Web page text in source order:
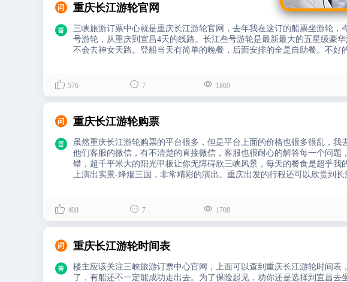
 重庆长江游轮官网

三峡旅游订票中心就是重庆长江游轮官网，去年我在这订的船票坐游轮
号游轮，从重庆到宜昌4天的线路。长江叁号游轮是最新最大的五星级豪
不会去神女天路。登船当天有简单的晚餐，后面安排的全是自助餐。不好
 576  7  1869
 重庆长江游轮购票

虽然重庆长江游轮购票的平台很多，但是平台上面的价格也很多很乱，
他们客服的微信，有不清楚的直接微信，客服也很耐心的解答每一个问
错，超千平米大的阳光甲板让你无障碍欣三峡风景，每天的餐食是超乎
上演出实景-烽烟三国，非常精彩的演出。重庆出发的行程还可以欣赏到长
 408  7  1708
 重庆长江游轮时间表

楼主应该关注三峡旅游订票中心官网，上面可以查到重庆长江游轮时间
了，有船还不一定能成功走出去。为了保险起见，劝你还是选择到宜昌去